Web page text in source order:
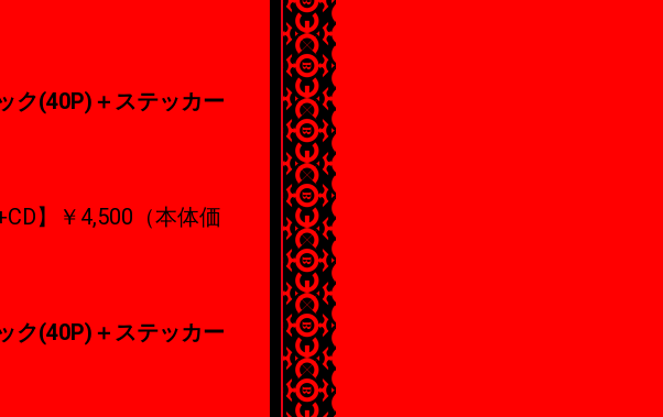
ク(40P)＋ステッカー
】￥4,500（本体価
ク(40P)＋ステッカー